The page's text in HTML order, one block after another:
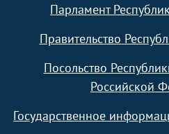
Парламент
Правительство
Посольство
Российской
Государственное